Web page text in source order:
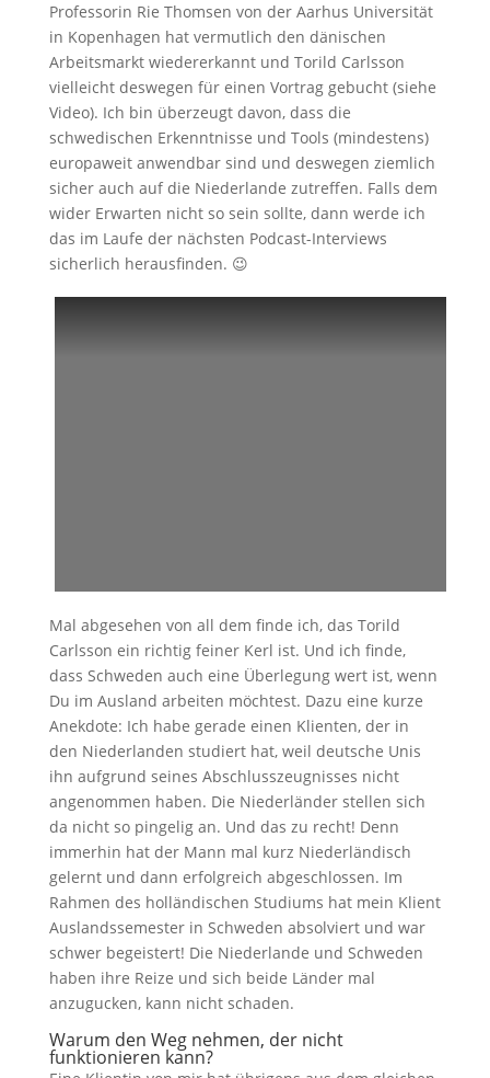
Professorin Rie Thomsen von der Aarhus Universität
in Kopenhagen hat vermutlich den dänischen
Arbeitsmarkt wiedererkannt und Torild Carlsson
vielleicht deswegen für einen Vortrag gebucht (siehe
Video). Ich bin überzeugt davon, dass die
schwedischen Erkenntnisse und Tools (mindestens)
europaweit anwendbar sind und deswegen ziemlich
sicher auch auf die Niederlande zutreffen. Falls dem
wider Erwarten nicht so sein sollte, dann werde ich
das im Laufe der nächsten Podcast-Interviews
sicherlich herausfinden. 😉
Mal abgesehen von all dem finde ich, das Torild
Carlsson ein richtig feiner Kerl ist. Und ich finde,
dass Schweden auch eine Überlegung wert ist, wenn
Du im Ausland arbeiten möchtest. Dazu eine kurze
Anekdote: Ich habe gerade einen Klienten, der in
den Niederlanden studiert hat, weil deutsche Unis
ihn aufgrund seines Abschlusszeugnisses nicht
angenommen haben. Die Niederländer stellen sich
da nicht so pingelig an. Und das zu recht! Denn
immerhin hat der Mann mal kurz Niederländisch
gelernt und dann erfolgreich abgeschlossen. Im
Rahmen des holländischen Studiums hat mein Klient
Auslandssemester in Schweden absolviert und war
schwer begeistert! Die Niederlande und Schweden
haben ihre Reize und sich beide Länder mal
anzugucken, kann nicht schaden.
Warum den Weg nehmen, der nicht
funktionieren kann?